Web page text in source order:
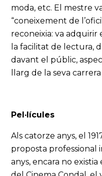
moda, etc. El mestre
“coneixement de
reconeixia: va adquirir
la facilitat de lectura,
davant el públic,
llarg de la seva
Pel·lícules
Als catorze anys, el
proposta professional
anys, encara no